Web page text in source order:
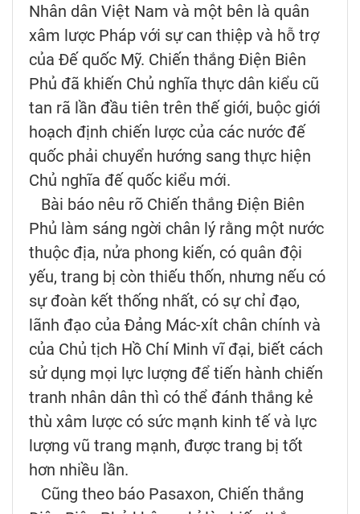
Nhân dân Việt Nam và một bên là quân
xâm lược Pháp với sự can thiệp và hỗ trợ
của Đế quốc Mỹ. Chiến thắng Điện Biên
Phủ đã khiến Chủ nghĩa thực dân kiểu cũ
tan rã lần đầu tiên trên thế giới, buộc giới
hoạch định chiến lược của các nước đế
quốc phải chuyển hướng sang thực hiện
Chủ nghĩa đế quốc kiểu mới.
Bài báo nêu rõ Chiến thắng Điện Biên
Phủ làm sáng ngời chân lý rằng một nước
thuộc địa, nửa phong kiến, có quân đội
yếu, trang bị còn thiếu thốn, nhưng nếu có
sự đoàn kết thống nhất, có sự chỉ đạo,
lãnh đạo của Đảng Mác-xít chân chính và
của Chủ tịch Hồ Chí Minh vĩ đại, biết cách
sử dụng mọi lực lượng để tiến hành chiến
tranh nhân dân thì có thể đánh thắng kẻ
thù xâm lược có sức mạnh kinh tế và lực
lượng vũ trang mạnh, được trang bị tốt
hơn nhiều lần.
Cũng theo báo Pasaxon, Chiến thắng